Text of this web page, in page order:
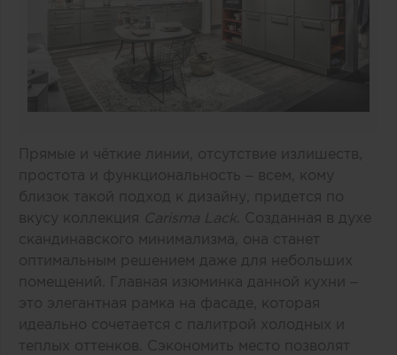
Прямые и чёткие линии, отсутствие излишеств,
простота и функциональность – всем, кому
близок такой подход к дизайну, придется по
вкусу коллекция Carisma Lack
. Созданная в духе
скандинавского минимализма, она станет
оптимальным решением даже для небольших
помещений. Главная изюминка данной кухни –
это элегантная рамка на фасаде, которая
идеально сочетается с палитрой холодных и
теплых оттенков. Сэкономить место позволят